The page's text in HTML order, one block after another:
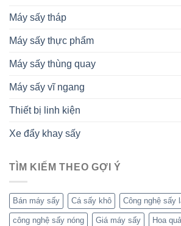
Máy sấy tháp
Máy sấy thực phẩm
Máy sấy thùng quay
Máy sấy vĩ ngang
Thiết bị linh kiện
Xe đẩy khay sấy
TÌM KIẾM THEO GỢI Ý
Bán máy sấy Cá sấy khô Công nghệ sấy
công nghệ sấy nóng Giá máy sấy Hoa